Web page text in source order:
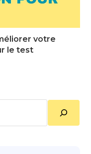
votre
le test